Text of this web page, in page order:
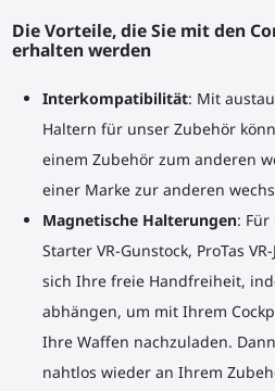
Die Vorteile, die Sie mit den
erhalten werden
Interkompatibilität: Mit
Haltern für unser Zubehör
einem Zubehör zum anderen
einer Marke zur anderen
Magnetische Halterungen: Für
Starter VR-Gunstock, ProTas
sich Ihre freie Handfreiheit,
abhängen, um mit Ihrem
Ihre Waffen nachzuladen.
nahtlos wieder an Ihrem